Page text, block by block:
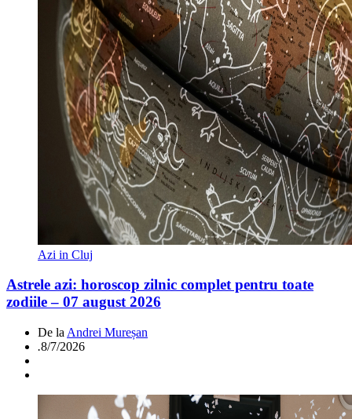
Azi in Cluj
Astrele azi: horoscop zilnic complet pentru toate
zodiile – 07 august 2026
De la Andrei Mureșan
.8/7/2026